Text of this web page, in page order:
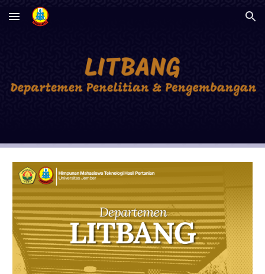
Skip to main content Skip to navigation